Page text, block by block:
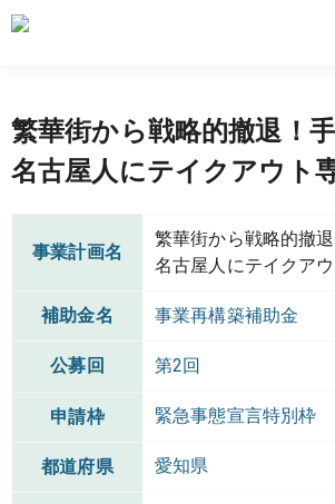
繁華街から戦略的撤退！
名古屋人にテイクアウト
事業計画名
繁華街から戦略的撤
名古屋人にテイクア
補助金名 事業再構築補助金
公募回 第2回
申請枠 緊急事態宣言特別枠
都道府県 愛知県